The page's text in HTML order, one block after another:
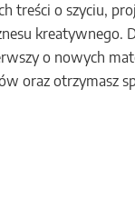
treści o szyciu,
kreatywnego.
o nowych
oraz otrzymasz